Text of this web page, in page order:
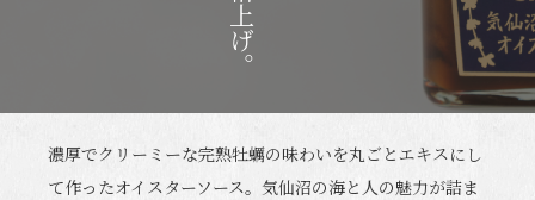
濃厚でクリーミーな完熟牡蠣の味わいを丸ごとエキスにし
て作ったオイスターソース。気仙沼の海と人の魅力が詰ま